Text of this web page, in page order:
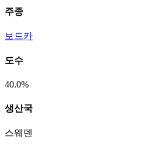
주종
보드카
도수
40.0%
생산국
스웨덴